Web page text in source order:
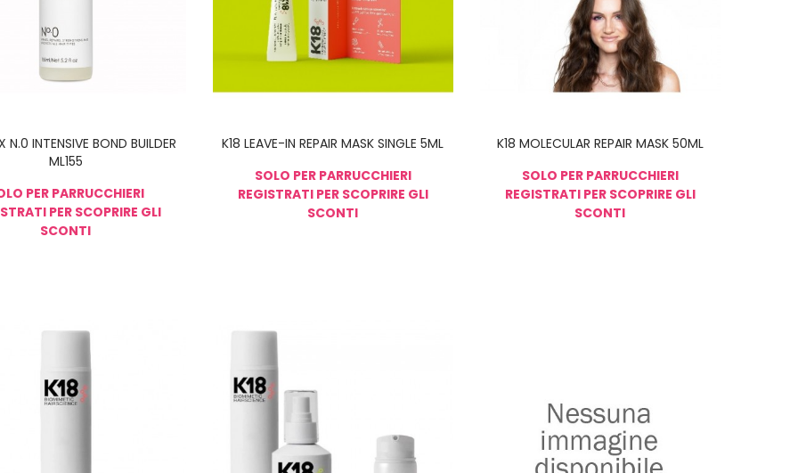
N.0 INTENSIVE BOND BUILDER
ML155
PER PARRUCCHIERI
PER SCOPRIRE GLI
SCONTI
K18 LEAVE-IN REPAIR MASK SINGLE 5ML
SOLO PER PARRUCCHIERI
REGISTRATI PER SCOPRIRE GLI
SCONTI
K18 MOLECULAR REPAIR MASK 50ML
SOLO PER PARRUCCHIERI
REGISTRATI PER SCOPRIRE GLI
SCONTI